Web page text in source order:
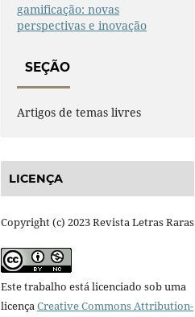
gamificação: novas
perspectivas e inovação
SEÇÃO
Artigos de temas livres
LICENÇA
Copyright (c) 2023 Revista Letras Raras
Este trabalho está licenciado sob uma
licençaCreative Commons Attribution-